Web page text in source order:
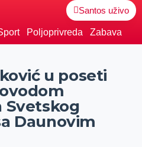
Santos uživo
Poljoprivreda Zabava
u poseti
Svetskog
Daunovim